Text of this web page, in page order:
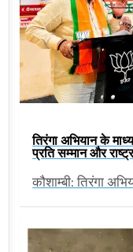
तिरंगा अभियान के
प्रति सम्मान और
कौशाम्बी: तिरंगा